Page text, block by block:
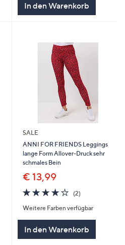
In den Warenkorb
SALE
ANNI FOR FRIENDS Leggings
lange Form Allover-Druck sehr
schmales Bein
€ 13,99
4.0
von
5
(2)2
Weitere Farben verfügbar
In den Warenkorb